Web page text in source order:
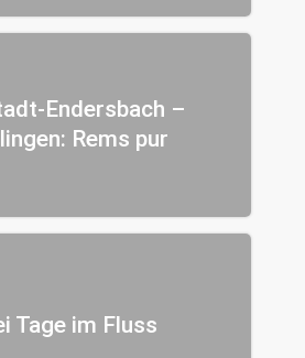
Endersbach –
Rems pur
Tage im Fluss